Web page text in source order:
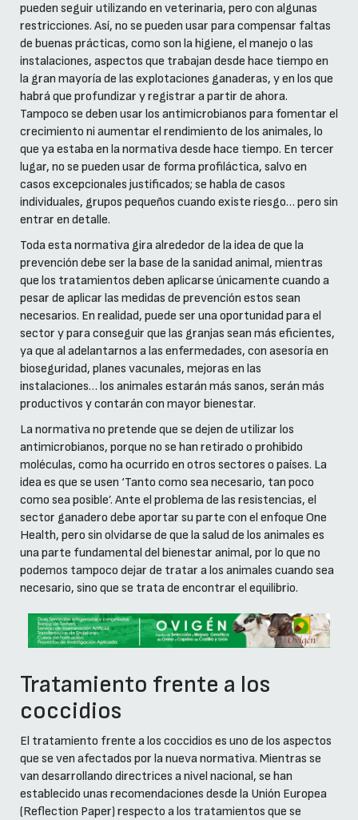
pueden seguir utilizando en veterinaria, pero con algunas
restricciones. Así, no se pueden usar para compensar faltas
de buenas prácticas, como son la higiene, el manejo o las
instalaciones, aspectos que trabajan desde hace tiempo en
la gran mayoría de las explotaciones ganaderas, y en los que
habrá que profundizar y registrar a partir de ahora.
Tampoco se deben usar los antimicrobianos para fomentar el
crecimiento ni aumentar el rendimiento de los animales, lo
que ya estaba en la normativa desde hace tiempo. En tercer
lugar, no se pueden usar de forma profiláctica, salvo en
casos excepcionales justificados; se habla de casos
individuales, grupos pequeños cuando existe riesgo… pero sin
entrar en detalle.
Toda esta normativa gira alrededor de la idea de que la
prevención debe ser la base de la sanidad animal, mientras
que los tratamientos deben aplicarse únicamente cuando a
pesar de aplicar las medidas de prevención estos sean
necesarios. En realidad, puede ser una oportunidad para el
sector y para conseguir que las granjas sean más eficientes,
ya que al adelantarnos a las enfermedades, con asesoría en
bioseguridad, planes vacunales, mejoras en las
instalaciones… los animales estarán más sanos, serán más
productivos y contarán con mayor bienestar.
La normativa no pretende que se dejen de utilizar los
antimicrobianos, porque no se han retirado o prohibido
moléculas, como ha ocurrido en otros sectores o países. La
idea es que se usen ‘Tanto como sea necesario, tan poco
como sea posible’. Ante el problema de las resistencias, el
sector ganadero debe aportar su parte con el enfoque One
Health, pero sin olvidarse de que la salud de los animales es
una parte fundamental del bienestar animal, por lo que no
podemos tampoco dejar de tratar a los animales cuando sea
necesario, sino que se trata de encontrar el equilibrio.
Tratamiento frente a los
coccidios
El tratamiento frente a los coccidios es uno de los aspectos
que se ven afectados por la nueva normativa. Mientras se
van desarrollando directrices a nivel nacional, se han
establecido unas recomendaciones desde la Unión Europea
(Reflection Paper) respecto a los tratamientos que se